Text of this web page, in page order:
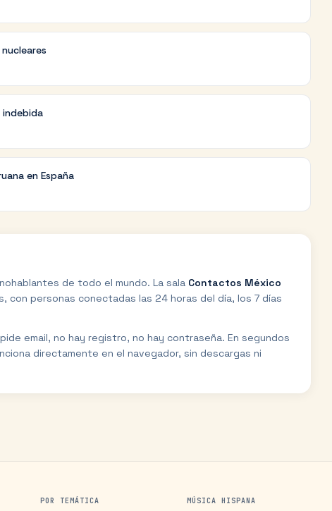
indebida
en España
de todo el mundo. La sala Contactos México
con personas conectadas las 24 horas del día, los 7 días
email, no hay registro, no hay contraseña. En segundos
directamente en el navegador, sin descargas ni
POR TEMÁTICA MÚSICA HISPANA